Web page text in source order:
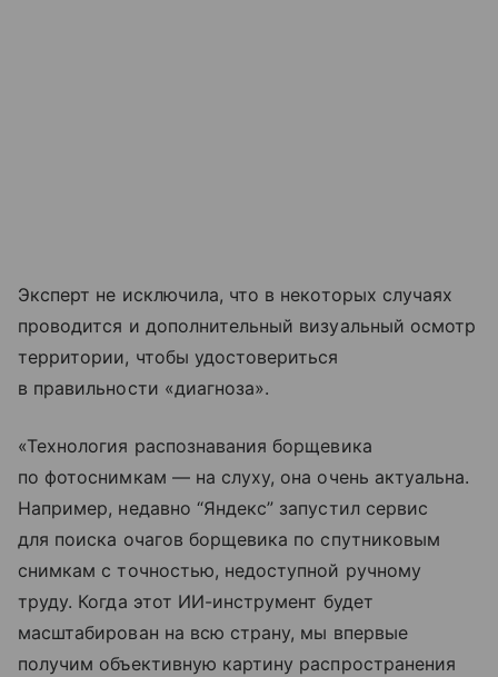
Эксперт не исключила, что в некоторых случаях
проводится и дополнительный визуальный осмотр
территории, чтобы удостовериться
в правильности «диагноза».
«Технология распознавания борщевика
по фотоснимкам — на слуху, она очень актуальна.
Например, недавно “Яндекс” запустил сервис
для поиска очагов борщевика по спутниковым
снимкам с точностью, недоступной ручному
труду. Когда этот ИИ-инструмент будет
масштабирован на всю страну, мы впервые
получим объективную картину распространения